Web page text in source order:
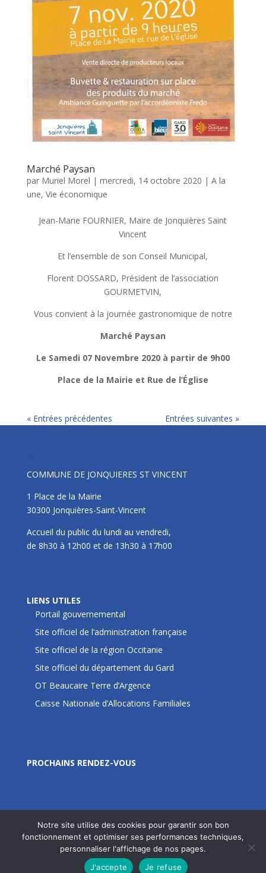
Marché Paysan
par Muriel Morel | mercredi, 14 octobre 2020 | A la
une, Vie économique
Jean-Marie FOURNIER, Maire de Jonquières Saint
Vincent
Et l’ensemble de son Conseil Municipal,
Florent DOSSARD, Président de l’association
GOURMETVIN,
Vous convient à la journée gastronomique de notre
Marché Paysan
Le Samedi 07 Novembre 2020 à partir de 9h00
Place de la Mairie et Rue de l’Église
« Entrées précédentes Entrées suivantes »
COMMUNE DE JONQUIERES ST VINCENT
1 Place de la Mairie
30300 Jonquières-Saint-Vincent
Accueil du public du lundi au vendredi,
de 8h30 à 12h00 et de 13h30 à 17h00
LIENS UTILES
Portail gouvernemental
Site officiel de l’administration française
Site officiel de la région Occitanie
Site officiel du département du Gard
OT Beaucaire Terre d’Argence
Caisse Nationale d’Allocations Familiales
PROCHAINS RENDEZ-VOUS
Site édité par la Commune de Jonquières Saint Vincent
- © 2020
Notre site utilise des cookies pour garantir son bon
fonctionnement et optimiser ses performances techniques,
personnaliser l'affichage de nos pages.
J'accepte
Je refuse